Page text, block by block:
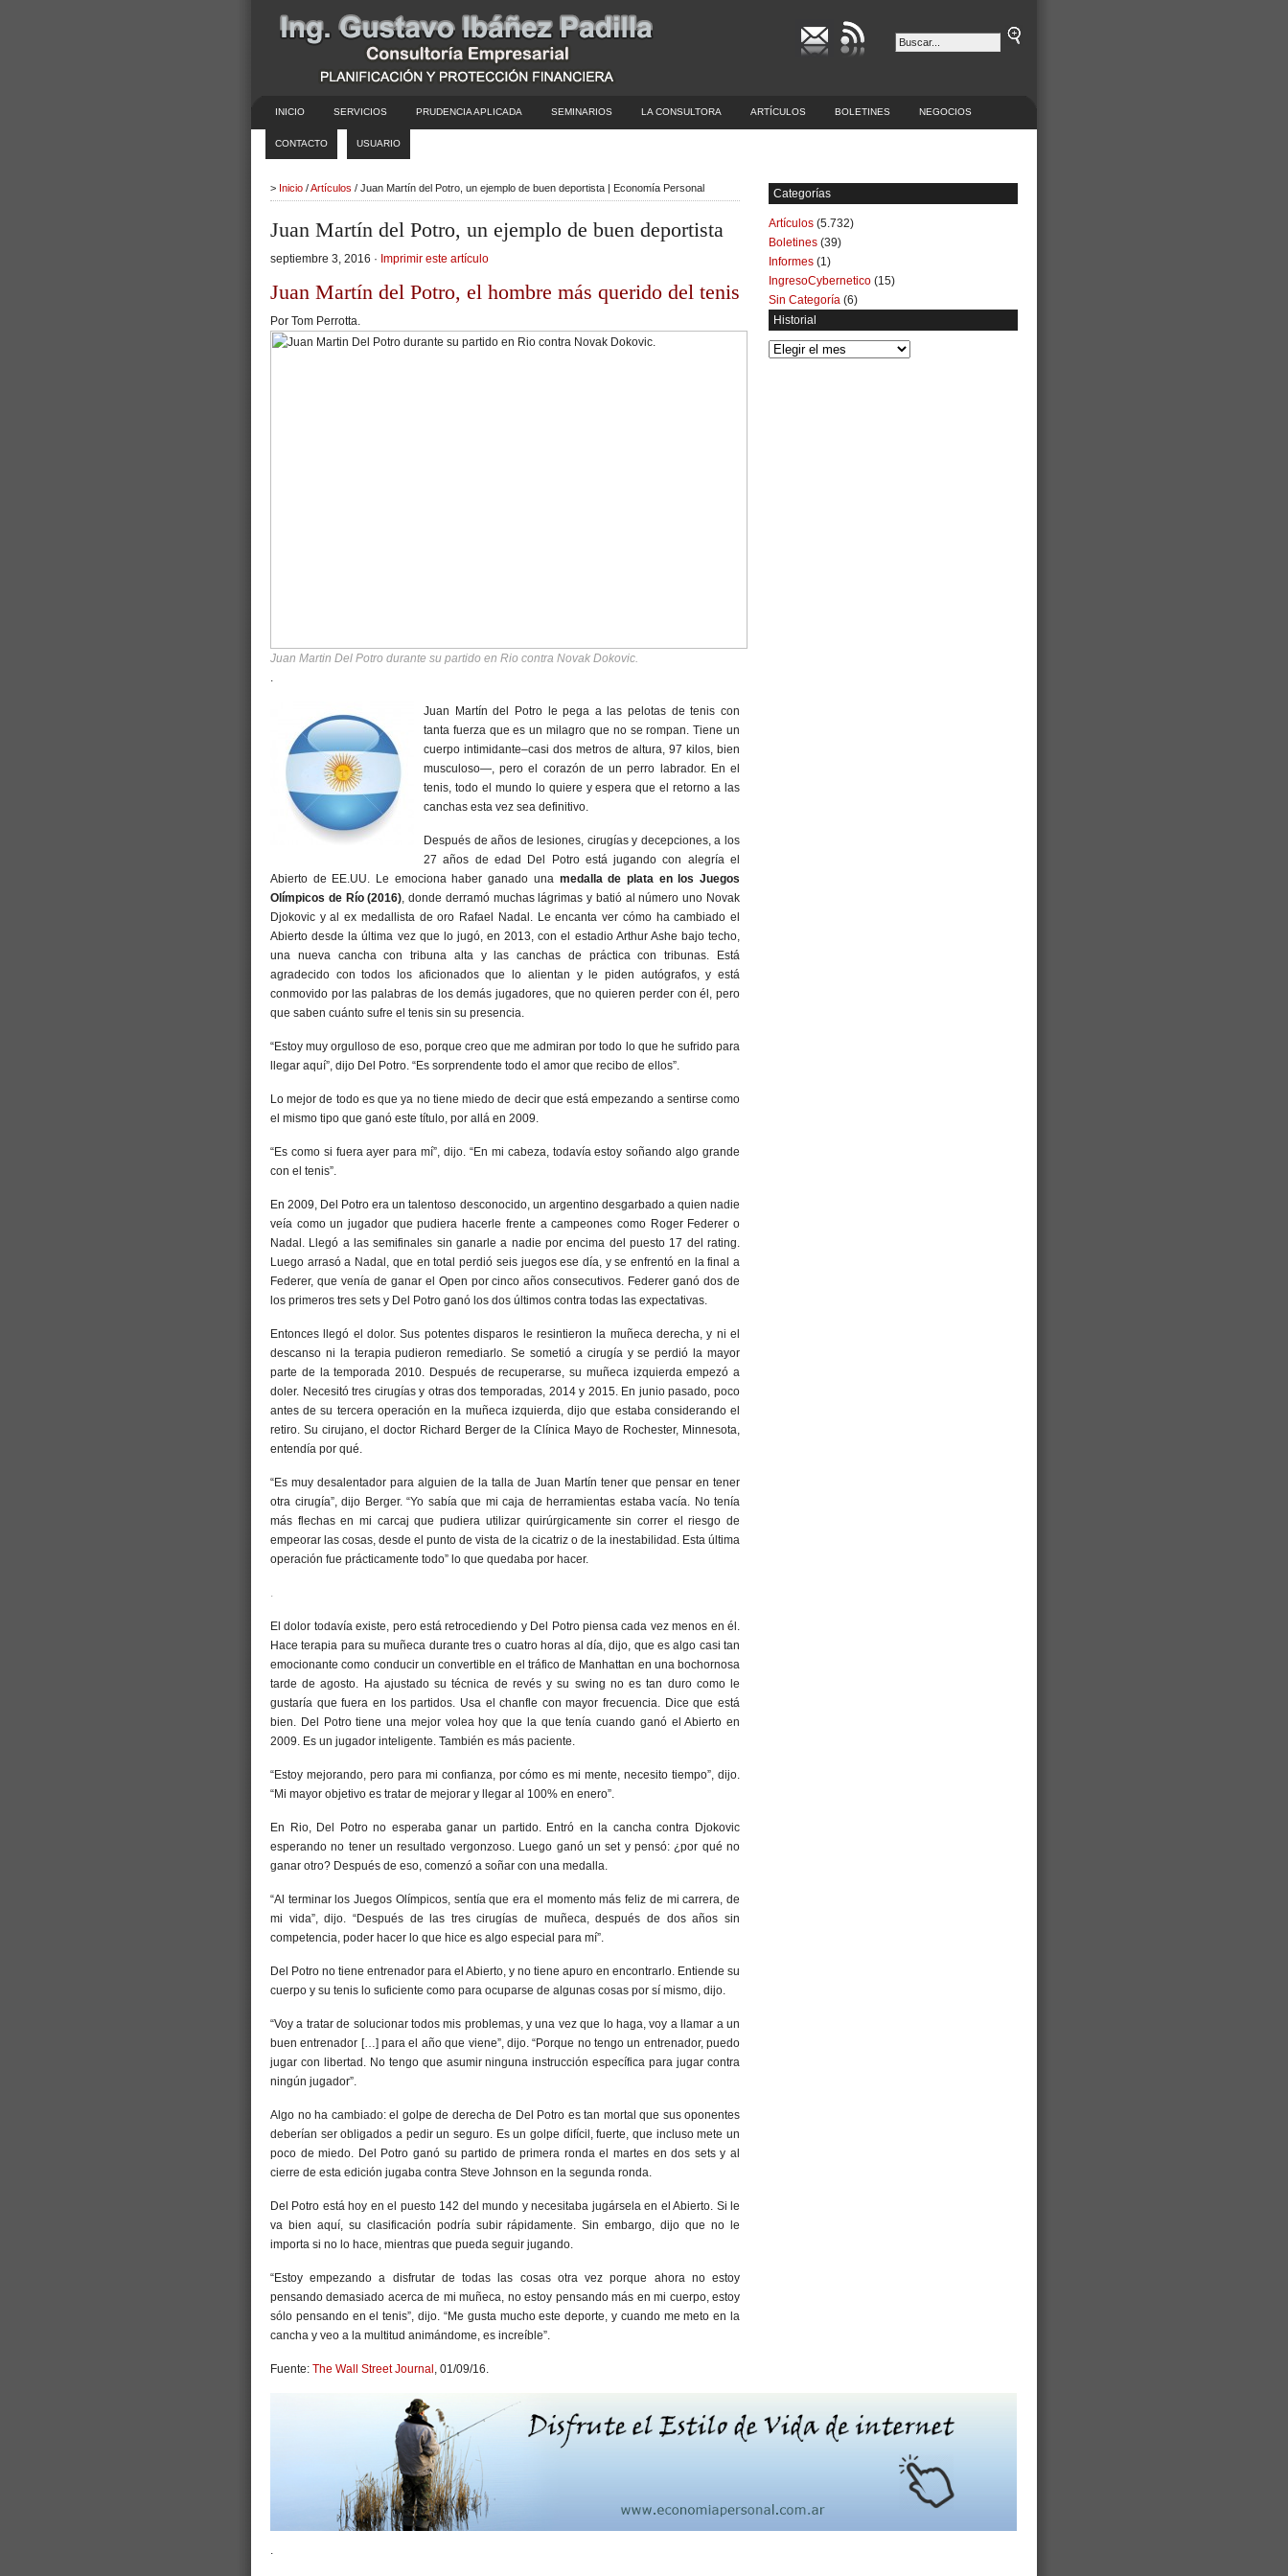
INICIO SERVICIOS PRUDENCIA APLICADA SEMINARIOS LA CONSULTORA ARTÍCULOS BOLETINES NEGOCIOS
CONTACTO USUARIO
> Inicio /Artículos / Juan Martín del Potro, un ejemplo de buen deportista | Economía Personal
Juan Martín del Potro, un ejemplo de buen deportista
septiembre 3, 2016 · Imprimir este artículo
Juan Martín del Potro, el hombre más querido del tenis
Por Tom Perrotta.
Juan Martin Del Potro durante su partido en Rio contra Novak Dokovic.
.
Juan Martín del Potro le pega a las pelotas de tenis con
tanta fuerza que es un milagro que no se rompan. Tiene un
cuerpo intimidante–casi dos metros de altura, 97 kilos, bien
musculoso—, pero el corazón de un perro labrador. En el
tenis, todo el mundo lo quiere y espera que el retorno a las
canchas esta vez sea definitivo.
Después de años de lesiones, cirugías y decepciones, a los
27 años de edad Del Potro está jugando con alegría el
Abierto de EE.UU. Le emociona haber ganado una medalla de plata en los Juegos
Olímpicos de Río (2016), donde derramó muchas lágrimas y batió al número uno Novak
Djokovic y al ex medallista de oro Rafael Nadal. Le encanta ver cómo ha cambiado el
Abierto desde la última vez que lo jugó, en 2013, con el estadio Arthur Ashe bajo techo,
una nueva cancha con tribuna alta y las canchas de práctica con tribunas. Está
agradecido con todos los aficionados que lo alientan y le piden autógrafos, y está
conmovido por las palabras de los demás jugadores, que no quieren perder con él, pero
que saben cuánto sufre el tenis sin su presencia.
“Estoy muy orgulloso de eso, porque creo que me admiran por todo lo que he sufrido para
llegar aquí”, dijo Del Potro. “Es sorprendente todo el amor que recibo de ellos”.
Lo mejor de todo es que ya no tiene miedo de decir que está empezando a sentirse como
el mismo tipo que ganó este título, por allá en 2009.
“Es como si fuera ayer para mí”, dijo. “En mi cabeza, todavía estoy soñando algo grande
con el tenis”.
En 2009, Del Potro era un talentoso desconocido, un argentino desgarbado a quien nadie
veía como un jugador que pudiera hacerle frente a campeones como Roger Federer o
Nadal. Llegó a las semifinales sin ganarle a nadie por encima del puesto 17 del rating.
Luego arrasó a Nadal, que en total perdió seis juegos ese día, y se enfrentó en la final a
Federer, que venía de ganar el Open por cinco años consecutivos. Federer ganó dos de
los primeros tres sets y Del Potro ganó los dos últimos contra todas las expectativas.
Entonces llegó el dolor. Sus potentes disparos le resintieron la muñeca derecha, y ni el
descanso ni la terapia pudieron remediarlo. Se sometió a cirugía y se perdió la mayor
parte de la temporada 2010. Después de recuperarse, su muñeca izquierda empezó a
doler. Necesitó tres cirugías y otras dos temporadas, 2014 y 2015. En junio pasado, poco
antes de su tercera operación en la muñeca izquierda, dijo que estaba considerando el
retiro. Su cirujano, el doctor Richard Berger de la Clínica Mayo de Rochester, Minnesota,
entendía por qué.
“Es muy desalentador para alguien de la talla de Juan Martín tener que pensar en tener
otra cirugía”, dijo Berger. “Yo sabía que mi caja de herramientas estaba vacía. No tenía
más flechas en mi carcaj que pudiera utilizar quirúrgicamente sin correr el riesgo de
empeorar las cosas, desde el punto de vista de la cicatriz o de la inestabilidad. Esta última
operación fue prácticamente todo” lo que quedaba por hacer.
.
El dolor todavía existe, pero está retrocediendo y Del Potro piensa cada vez menos en él.
Hace terapia para su muñeca durante tres o cuatro horas al día, dijo, que es algo casi tan
emocionante como conducir un convertible en el tráfico de Manhattan en una bochornosa
tarde de agosto. Ha ajustado su técnica de revés y su swing no es tan duro como le
gustaría que fuera en los partidos. Usa el chanfle con mayor frecuencia. Dice que está
bien. Del Potro tiene una mejor volea hoy que la que tenía cuando ganó el Abierto en
2009. Es un jugador inteligente. También es más paciente.
“Estoy mejorando, pero para mi confianza, por cómo es mi mente, necesito tiempo”, dijo.
“Mi mayor objetivo es tratar de mejorar y llegar al 100% en enero”.
En Rio, Del Potro no esperaba ganar un partido. Entró en la cancha contra Djokovic
esperando no tener un resultado vergonzoso. Luego ganó un set y pensó: ¿por qué no
ganar otro? Después de eso, comenzó a soñar con una medalla.
“Al terminar los Juegos Olímpicos, sentía que era el momento más feliz de mi carrera, de
mi vida”, dijo. “Después de las tres cirugías de muñeca, después de dos años sin
competencia, poder hacer lo que hice es algo especial para mí”.
Del Potro no tiene entrenador para el Abierto, y no tiene apuro en encontrarlo. Entiende su
cuerpo y su tenis lo suficiente como para ocuparse de algunas cosas por sí mismo, dijo.
“Voy a tratar de solucionar todos mis problemas, y una vez que lo haga, voy a llamar a un
buen entrenador […] para el año que viene”, dijo. “Porque no tengo un entrenador, puedo
jugar con libertad. No tengo que asumir ninguna instrucción específica para jugar contra
ningún jugador”.
Algo no ha cambiado: el golpe de derecha de Del Potro es tan mortal que sus oponentes
deberían ser obligados a pedir un seguro. Es un golpe difícil, fuerte, que incluso mete un
poco de miedo. Del Potro ganó su partido de primera ronda el martes en dos sets y al
cierre de esta edición jugaba contra Steve Johnson en la segunda ronda.
Del Potro está hoy en el puesto 142 del mundo y necesitaba jugársela en el Abierto. Si le
va bien aquí, su clasificación podría subir rápidamente. Sin embargo, dijo que no le
importa si no lo hace, mientras que pueda seguir jugando.
“Estoy empezando a disfrutar de todas las cosas otra vez porque ahora no estoy
pensando demasiado acerca de mi muñeca, no estoy pensando más en mi cuerpo, estoy
sólo pensando en el tenis”, dijo. “Me gusta mucho este deporte, y cuando me meto en la
cancha y veo a la multitud animándome, es increíble”.
Fuente: The Wall Street Journal , 01/09/16.
.
Categorías
Artículos (5.732)
Boletines (39)
Informes (1)
IngresoCybernetico (15)
Sin Categoría (6)
Historial
Historial